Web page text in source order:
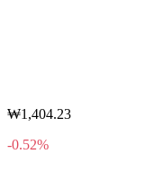
₩1,404.23
-0.52%